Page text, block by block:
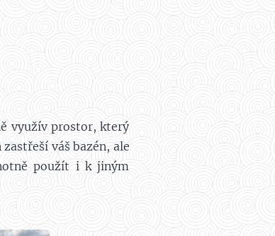
využív prostor, který
váš bazén, ale
použít i k jiným